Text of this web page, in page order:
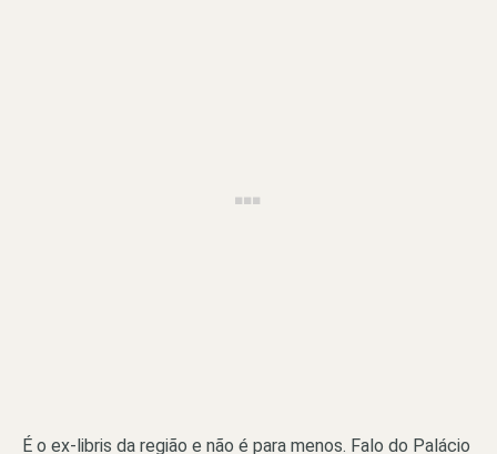
É o ex-libris da região e não é para menos. Falo do Palácio